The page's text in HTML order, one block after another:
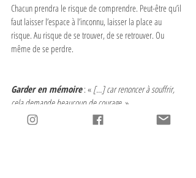
Chacun prendra le risque de comprendre. Peut-être qu’il
faut laisser l’espace à l’inconnu, laisser la place au
risque. Au risque de se trouver, de se retrouver. Ou
même de se perdre.
Garder en mémoire : « […] car renoncer à souffrir,
cela demande beaucoup de courage. »
L’itinéraire : Anne Dufourmantelle, Éloge du risque,